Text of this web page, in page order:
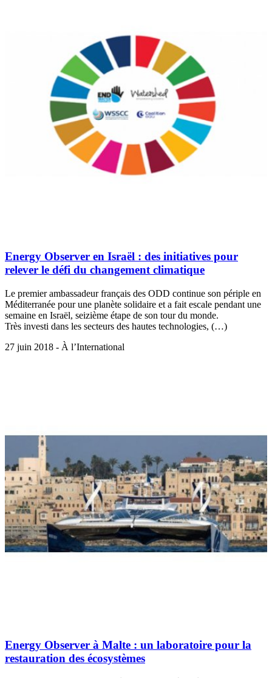
Energy Observer en Israël : des initiatives pour
relever le défi du changement climatique
Le premier ambassadeur français des ODD continue son périple en
Méditerranée pour une planète solidaire et a fait escale pendant une
semaine en Israël, seizième étape de son tour du monde.
Très investi dans les secteurs des hautes technologies, (…)
27 juin 2018 - À l’International
Energy Observer à Malte : un laboratoire pour la
restauration des écosystèmes